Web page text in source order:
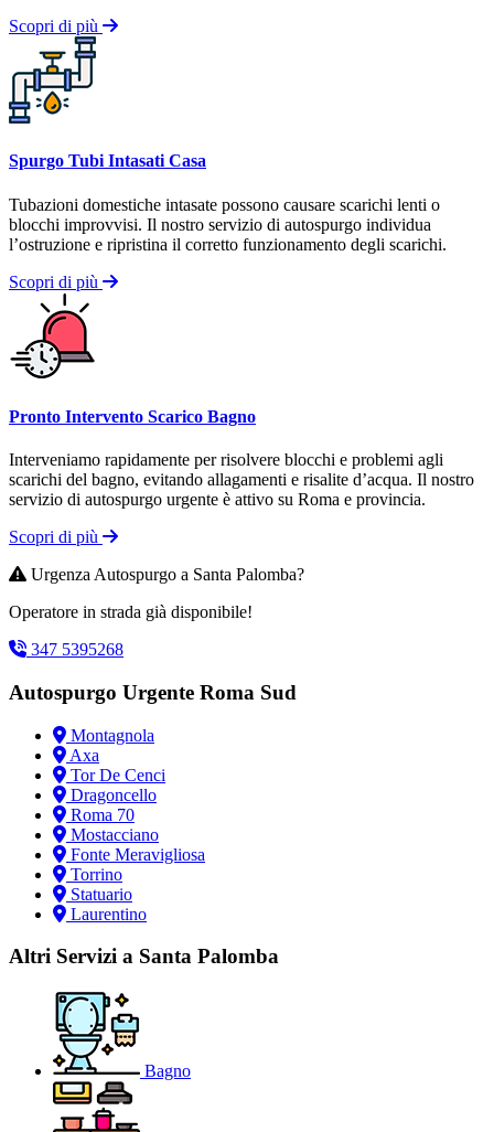
Scopri di più
Spurgo Tubi Intasati Casa
Tubazioni domestiche intasate possono causare scarichi lenti o
blocchi improvvisi. Il nostro servizio di autospurgo individua
l’ostruzione e ripristina il corretto funzionamento degli scarichi.
Scopri di più
Pronto Intervento Scarico Bagno
Interveniamo rapidamente per risolvere blocchi e problemi agli
scarichi del bagno, evitando allagamenti e risalite d’acqua. Il nostro
servizio di autospurgo urgente è attivo su Roma e provincia.
Scopri di più
Urgenza Autospurgo a Santa Palomba?
Operatore in strada già disponibile!
347 5395268
Autospurgo Urgente Roma Sud
Montagnola
Axa
Tor De Cenci
Dragoncello
Roma 70
Mostacciano
Fonte Meravigliosa
Torrino
Statuario
Laurentino
Altri Servizi a Santa Palomba
Bagno